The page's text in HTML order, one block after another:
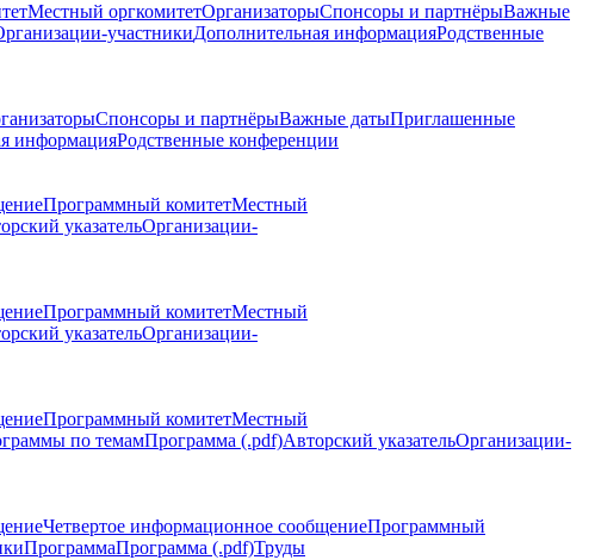
Местный оргкомитетОрганизаторыСпонсоры и партнёрыВажные
участникиДополнительная информацияРодственные
Спонсоры и партнёрыВажные датыПриглашенные
информацияРодственные конференции
Программный комитетМестный
указательОрганизации-
Программный комитетМестный
указательОрганизации-
Программный комитетМестный
по темамПрограмма (.pdf)Авторский указательОрганизации-
Четвертое информационное сообщениеПрограммный
ПрограммаПрограмма (.pdf)Труды